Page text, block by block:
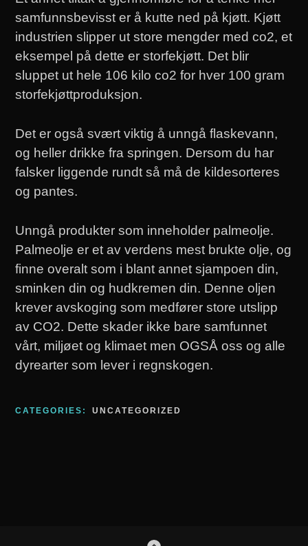
samfunnsbevisst er å kutte ned på kjøtt. Kjøtt
industrien slipper ut store mengder med co2, et
eksempel på dette er storfekjøtt. Det blir
sluppet ut hele 106 kilo co2 for hver 100 gram
storfekjøttproduksjon.
Det er også svært viktig å unngå flaskevann,
og heller drikke fra springen. Dersom du har
falsker liggende rundt så må de kildesorteres
og pantes.
Unngå produkter som inneholder palmeolje.
Palmeolje er et av verdens mest brukte olje, og
finne overalt som i blant annet sjampoen din,
sminken din og hudkremen din. Denne oljen
krever avskoging som medfører store utslipp
av CO2. Dette skader ikke bare samfunnet
vårt, miljøet og klimaet men OGSÅ oss og alle
dyrearter som lever i regnskogen.
CATEGORIES: UNCATEGORIZED
GO